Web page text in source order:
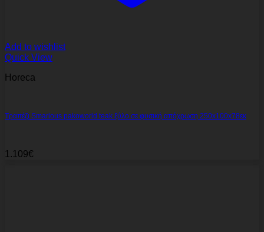
Add to wishlist
Quick View
Horeca
Τραπέζι Smarious pakoworld teak ξύλο σε φυσική απόχρωση 250x100x78εκ
1.109€